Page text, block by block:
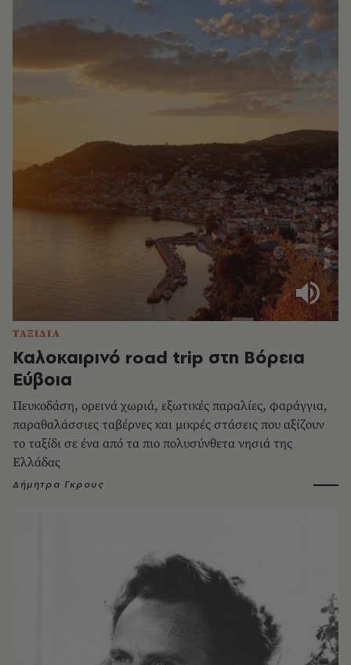
ΤΑΞΙΔΙΑ
Καλοκαιρινό road trip στη Βόρεια
Εύβοια
Πευκοδάση, ορεινά χωριά, εξωτικές παραλίες, φαράγγια,
παραθαλάσσιες ταβέρνες και μικρές στάσεις που αξίζουν
το ταξίδι σε ένα από τα πιο πολυσύνθετα νησιά της
Ελλάδας
Δήμητρα Γκρους